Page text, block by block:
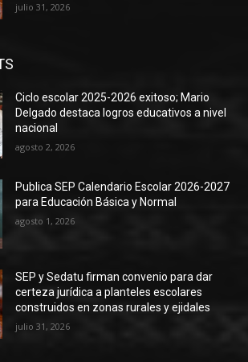
julio 31, 2026
Ciclo escolar 2025-2026 exitoso; Mario
Delgado destaca logros educativos a nivel
nacional
agosto 2, 2026
Publica SEP Calendario Escolar 2026-2027
para Educación Básica y Normal
agosto 1, 2026
SEP y Sedatu firman convenio para dar
certeza jurídica a planteles escolares
construidos en zonas rurales y ejidales
julio 31, 2026